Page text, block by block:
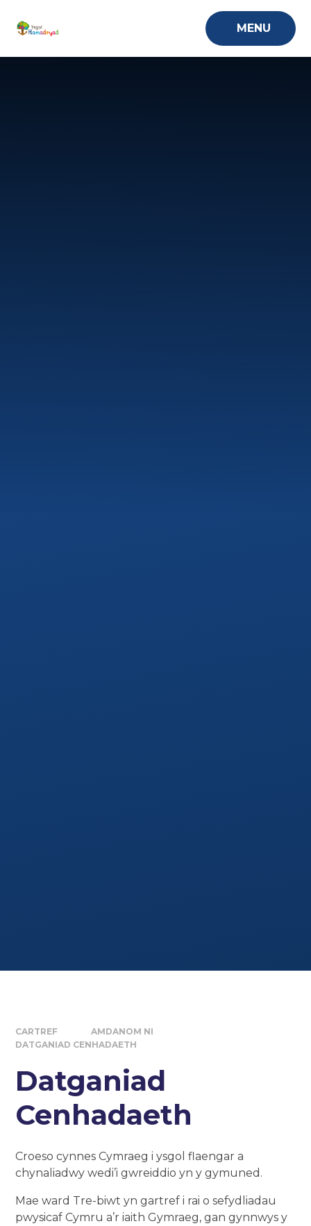
MENU
CARTREF
AMDANOM NI
DATGANIAD CENHADAETH
Datganiad
Cenhadaeth
Croeso cynnes Cymraeg i ysgol flaengar a
chynaliadwy wedi’i gwreiddio yn y gymuned.
Mae ward Tre-biwt yn gartref i rai o sefydliadau
pwysicaf Cymru a’r iaith Gymraeg, gan gynnwys y